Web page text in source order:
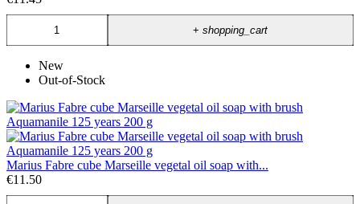
+shopping_cart
New
Out-of-Stock
Marius Fabre cube Marseille vegetal oil soap with...
€11.50